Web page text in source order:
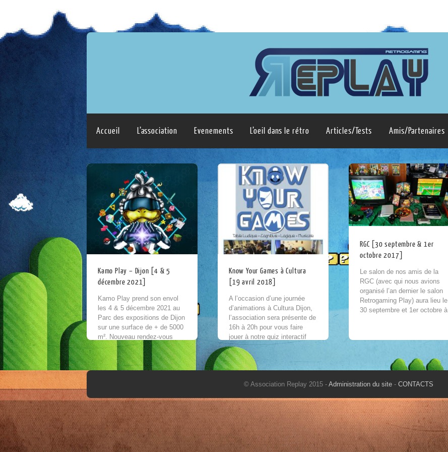
Accueil L’association Evenements L’oeil dans le rétro Articles/Tests Amis/Partenaires
Kamo Play – Dijon [4 & 5
décembre 2021]
Kamo Play prend son envol
les 4 & 5 décembre 2021 au
Parc des expositions de Dijon
sur une surface de + de 5000
m². Nouveau rendez-vous
100% Pop culture,...
Know Your Games à Cultura
[19 avril 2018]
A l’occasion d’une journée
d’animations à Cultura Dijon,
l’association sera présente de
16h à 20h pour vous faire
jouer à notre quiz interactif
« Know Your Games » !
Venez tester vos...
RGC [30 septembre & 1er
octobre 2017]
Le salon de nos amis de la
RGC (avec qui nous avions
organisé l’an dernier le salon
Retrogaming Play) aura lieu le
30 septembre et 1er octobre à
© Association Replay 2015 - Administration du site - CONTACTS